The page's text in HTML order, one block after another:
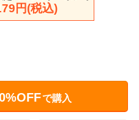
円(税込)
で購入